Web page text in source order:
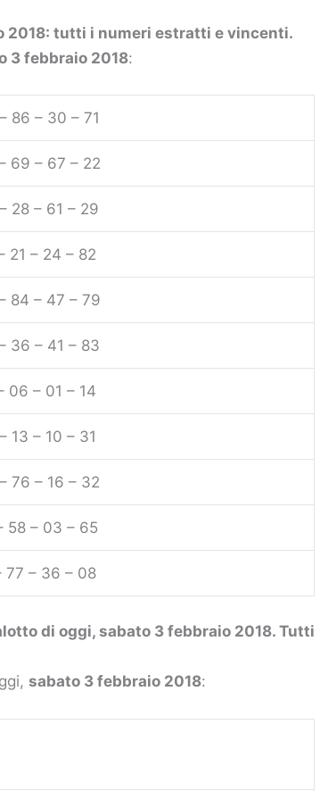
2018: tutti i numeri estratti e vincenti.
3 febbraio 2018:
86 – 30 – 71
69 – 67 – 22
28 – 61 – 29
21 – 24 – 82
84 – 47 – 79
36 – 41 – 83
06 – 01 – 14
13 – 10 – 31
76 – 16 – 32
58 – 03 – 65
77 – 36 – 08
di oggi, sabato 3 febbraio 2018. Tutti
sabato 3 febbraio 2018: